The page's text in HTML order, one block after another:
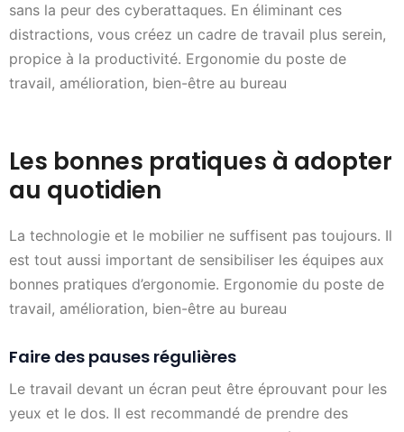
sans la peur des cyberattaques. En éliminant ces
distractions, vous créez un cadre de travail plus serein,
propice à la productivité. Ergonomie du poste de
travail, amélioration, bien-être au bureau
Les bonnes pratiques à adopter
au quotidien
La technologie et le mobilier ne suffisent pas toujours. Il
est tout aussi important de sensibiliser les équipes aux
bonnes pratiques d’ergonomie. Ergonomie du poste de
travail, amélioration, bien-être au bureau
Faire des pauses régulières
Le travail devant un écran peut être éprouvant pour les
yeux et le dos. Il est recommandé de prendre des